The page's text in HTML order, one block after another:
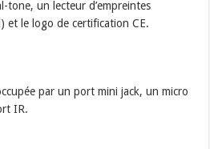
tone, un lecteur d’empreintes
et le logo de certification CE.
par un port mini jack, un micro
IR.